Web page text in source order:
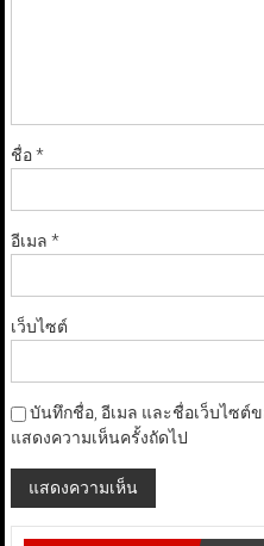
ชื่อ*
อีเมล *
เว็บไซต์
บันทึกชื่อ, อีเมล และชื่อเว็บไซต์
แสดงความเห็นครั้งถัดไป